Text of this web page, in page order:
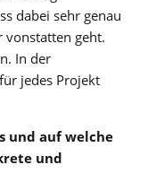
dabei sehr genau
vonstatten geht.
In der
jedes Projekt
und auf welche
und